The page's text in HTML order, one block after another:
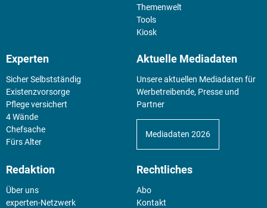
Themenwelt
Tools
Kiosk
Experten
Sicher Selbstständig
Existenz­vorsorge
Pflege versichert
4 Wände
Chefsache
Fürs Alter
Aktuelle Mediadaten
Unsere aktuellen Mediadaten für
Werbetreibende, Presse und
Partner
Mediadaten 2026
Redaktion
Über uns
experten-Netzwerk
Rechtliches
Abo
Kontakt